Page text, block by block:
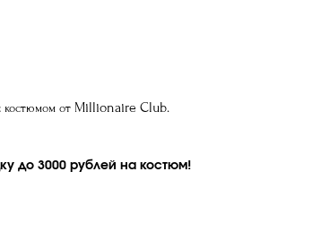
костюмом от Millionaire Сlub.
до 3000 рублей на костюм!